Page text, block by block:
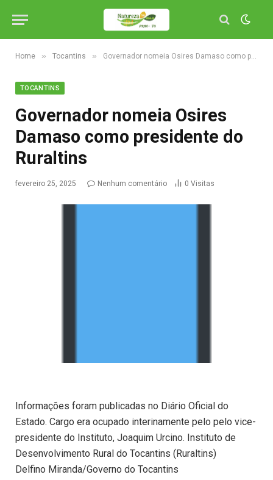
Home » Tocantins » Governador nomeia Osires Damaso como presidente do Ruraltins
TOCANTINS
Governador nomeia Osires
Damaso como presidente do
Ruraltins
fevereiro 25, 2025 Nenhum comentário 0 Visitas
Informações foram publicadas no Diário Oficial do
Estado. Cargo era ocupado interinamente pelo pelo vice-
presidente do Instituto, Joaquim Urcino. Instituto de
Desenvolvimento Rural do Tocantins (Ruraltins)
Delfino Miranda/Governo do Tocantins